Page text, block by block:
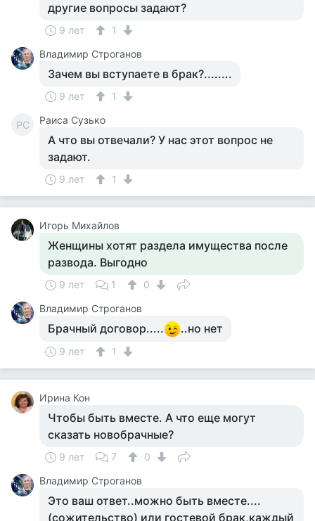
другие вопросы задают?
9 лет
1
Владимир Строганов
Зачем вы вступаете в брак?........
9 лет 1
РС Раиса Сузько
А что вы отвечали? У нас этот вопрос не
задают.
9 лет 1
Игорь Михайлов
Женщины хотят раздела имущества после
развода. Выгодно
9 лет 1
0
Владимир Строганов
Брачный договор..... ..но нет
9 лет 1
Ирина Кон
Чтобы быть вместе. А что еще могут
сказать новобрачные?
9 лет 7
0
Владимир Строганов
Это ваш ответ..можно быть вместе....
(сожительство) или гостевой брак,каждый